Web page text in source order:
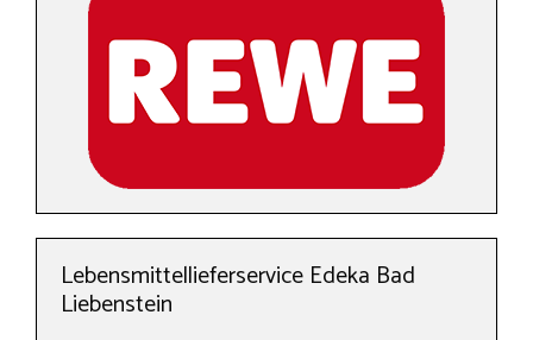
Lebensmittellieferservice Edeka Bad
Liebenstein